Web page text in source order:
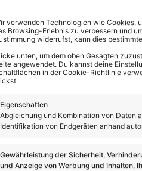
verwenden Technologien wie Cookies,
Browsing-Erlebnis zu verbessern und
widerrufst, kann dies
unten, um dem oben Gesagten
angewendet. Du kannst deine
in der Cookie-Richtlinie
Eigenschaften
Abgleichung und Kombination von Daten
Identifikation von Endgeräten anhand
Gewährleistung der Sicherheit,
und Anzeige von Werbung und Inhalten,
(Offizielles